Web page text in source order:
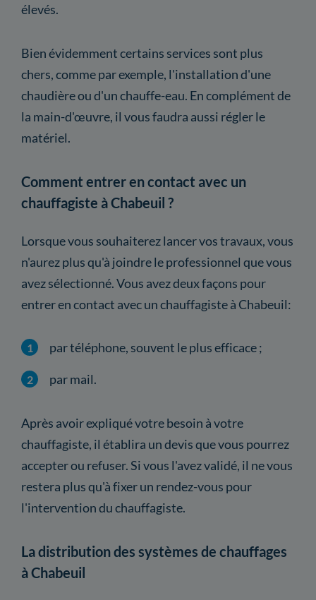
élevés.
Bien évidemment certains services sont plus
chers, comme par exemple, l'installation d'une
chaudière ou d'un chauffe-eau. En complément de
la main-d'œuvre, il vous faudra aussi régler le
matériel.
Comment entrer en contact avec un
chauffagiste à Chabeuil ?
Lorsque vous souhaiterez lancer vos travaux, vous
n'aurez plus qu'à joindre le professionnel que vous
avez sélectionné. Vous avez deux façons pour
entrer en contact avec un chauffagiste à Chabeuil:
par téléphone, souvent le plus efficace ;
par mail.
Après avoir expliqué votre besoin à votre
chauffagiste, il établira un devis que vous pourrez
accepter ou refuser. Si vous l'avez validé, il ne vous
restera plus qu'à fixer un rendez-vous pour
l'intervention du chauffagiste.
La distribution des systèmes de chauffages
à Chabeuil